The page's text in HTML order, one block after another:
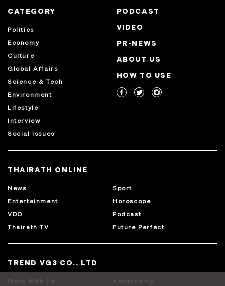
CATEGORY
Politics
Economy
Culture
Global Affairs
Science & Tech
Environment
Lifestyle
Interview
Social Issues
PODCAST
VIDEO
PR-NEWS
ABOUT US
HOW TO USE
THAIRATH ONLINE
News
Sport
Entertainment
Horoscope
VDO
Podcast
Thairath TV
Future Perfect
TREND VG3 CO., LTD
Work With Us Advertising